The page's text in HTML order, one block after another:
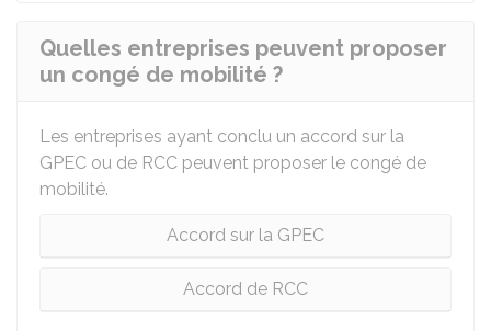
Quelles entreprises peuvent proposer
un congé de mobilité ?
Les entreprises ayant conclu un accord sur la
GPEC ou de RCC peuvent proposer le congé de
mobilité.
Accord sur la GPEC
Accord de RCC